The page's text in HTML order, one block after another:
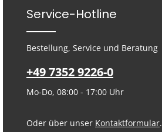
Service-Hotline
Bestellung, Service und Beratung
+49 7352 9226-0
Mo-Do, 08:00 - 17:00 Uhr
Oder über unser Kontaktformular.